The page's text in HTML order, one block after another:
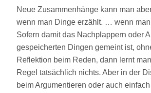
Neue Zusammenhänge kann man
wenn man Dinge erzählt. … wenn
Sofern damit das Nachplappern oder
gespeicherten Dingen gemeint ist,
Reflektion beim Reden, dann lernt
Regel tatsächlich nichts. Aber in der
beim Argumentieren oder auch